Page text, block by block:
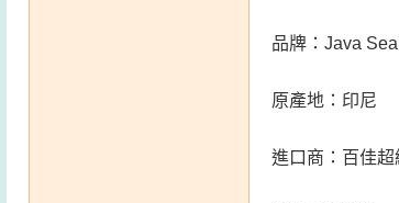
品牌：Java Sea
原產地：印尼
進口商：百佳